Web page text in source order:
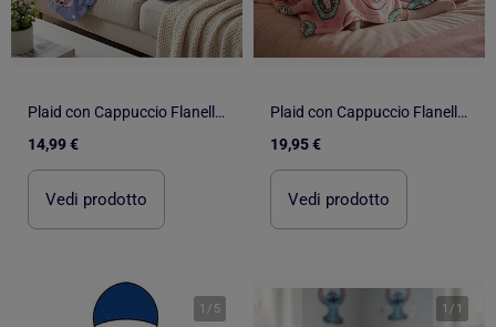
Plaid con Cappuccio Flanella Disney Stitch & Angel 2 Cute 120x150cm – All-Over Blu – 100% Poliestere
14,99 €
Vedi prodotto
Plaid con Cappuccio Flanella Hello Kitty Club 120x150cm – Morbido e Caldo – Licenza Ufficiale
19,95 €
Vedi prodotto
1 / 5 1 / 1